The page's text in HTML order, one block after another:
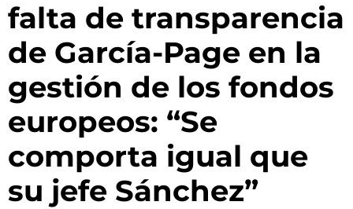
falta de transparencia
de García-Page en la
gestión de los fondos
europeos: “Se
comporta igual que
su jefe Sánchez”